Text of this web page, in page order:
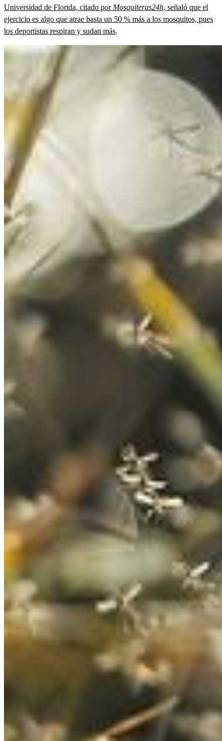
Universidad de Florida, citado por Mosquiteras24h, señaló que el
ejercicio es algo que atrae hasta un 50 % más a los mosquitos, pues
los deportistas respiran y sudan más.